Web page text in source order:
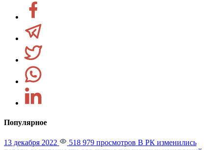
Популярное
13 декабря 2022 518 979 просмотров В РК изменились